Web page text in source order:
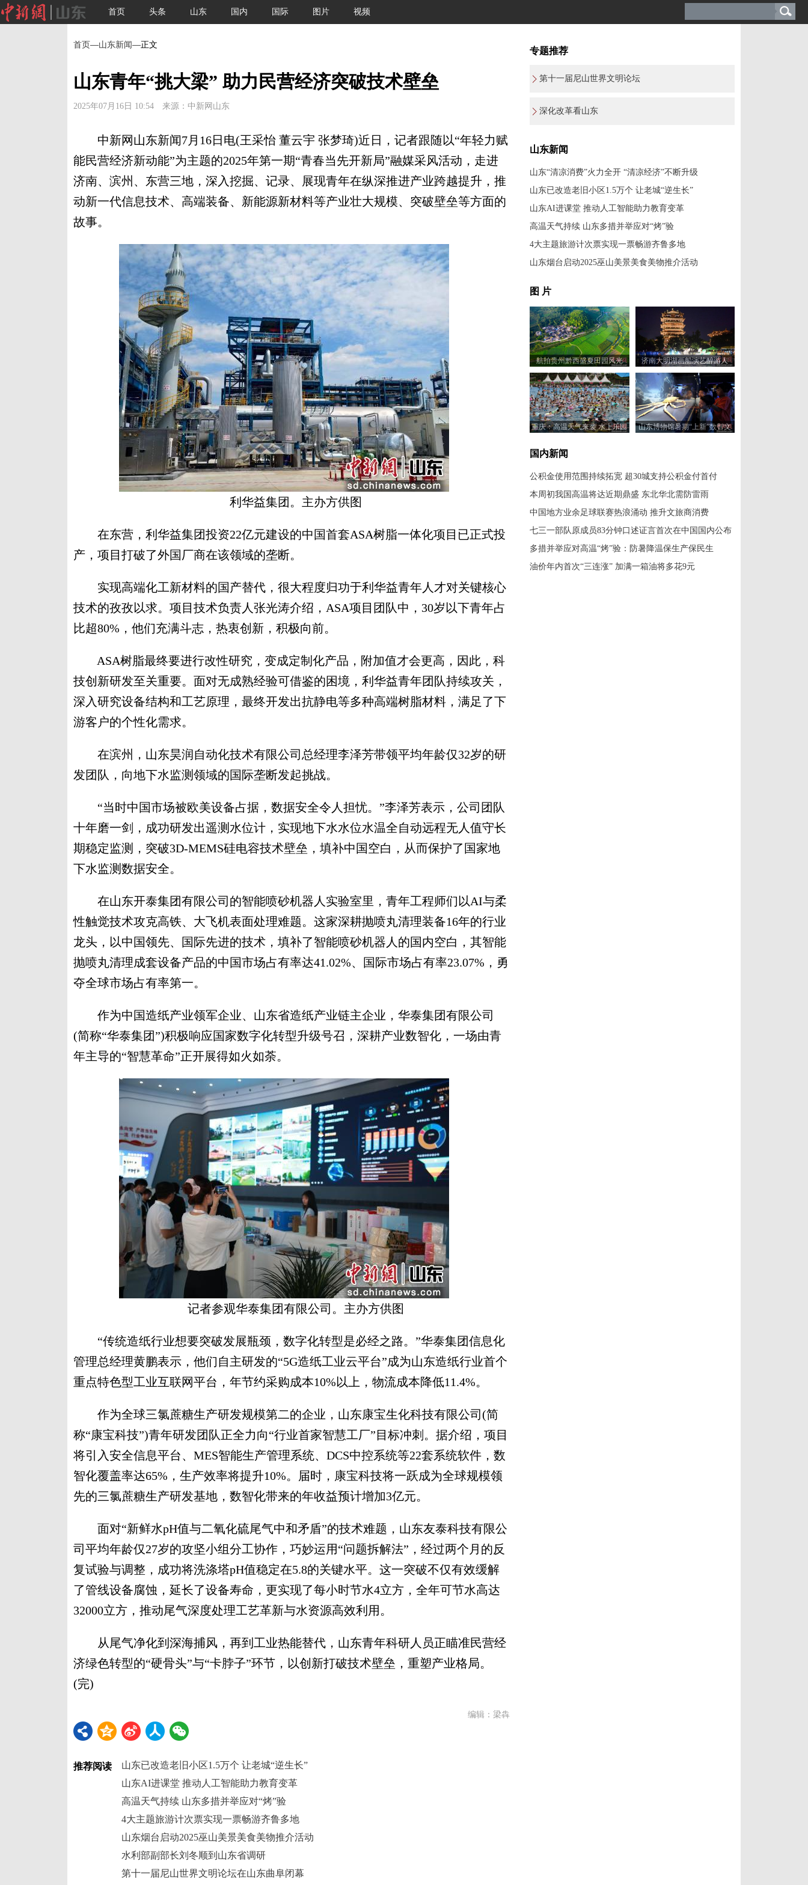
首页 头条 山东 国内 国际 图片 视频
首页—山东新闻—正文
山东青年“挑大梁” 助力民营经济突破技术壁垒
2025年07月16日 10:54 来源：中新网山东
中新网山东新闻7月16日电(王采怡 董云宇 张梦琦)近日，记者跟随以“年轻力赋
能民营经济新动能”为主题的2025年第一期“青春当先开新局”融媒采风活动，走进
济南、滨州、东营三地，深入挖掘、记录、展现青年在纵深推进产业跨越提升，推
动新一代信息技术、高端装备、新能源新材料等产业壮大规模、突破壁垒等方面的
故事。
利华益集团。主办方供图
在东营，利华益集团投资22亿元建设的中国首套ASA树脂一体化项目已正式投
产，项目打破了外国厂商在该领域的垄断。
实现高端化工新材料的国产替代，很大程度归功于利华益青年人才对关键核心
技术的孜孜以求。项目技术负责人张光涛介绍，ASA项目团队中，30岁以下青年占
比超80%，他们充满斗志，热衷创新，积极向前。
ASA树脂最终要进行改性研究，变成定制化产品，附加值才会更高，因此，科
技创新研发至关重要。面对无成熟经验可借鉴的困境，利华益青年团队持续攻关，
深入研究设备结构和工艺原理，最终开发出抗静电等多种高端树脂材料，满足了下
游客户的个性化需求。
在滨州，山东昊润自动化技术有限公司总经理李泽芳带领平均年龄仅32岁的研
发团队，向地下水监测领域的国际垄断发起挑战。
“当时中国市场被欧美设备占据，数据安全令人担忧。”李泽芳表示，公司团队
十年磨一剑，成功研发出遥测水位计，实现地下水水位水温全自动远程无人值守长
期稳定监测，突破3D-MEMS硅电容技术壁垒，填补中国空白，从而保护了国家地
下水监测数据安全。
在山东开泰集团有限公司的智能喷砂机器人实验室里，青年工程师们以AI与柔
性触觉技术攻克高铁、大飞机表面处理难题。这家深耕抛喷丸清理装备16年的行业
龙头，以中国领先、国际先进的技术，填补了智能喷砂机器人的国内空白，其智能
抛喷丸清理成套设备产品的中国市场占有率达41.02%、国际市场占有率23.07%，勇
夺全球市场占有率第一。
作为中国造纸产业领军企业、山东省造纸产业链主企业，华泰集团有限公司
(简称“华泰集团”)积极响应国家数字化转型升级号召，深耕产业数智化，一场由青
年主导的“智慧革命”正开展得如火如荼。
记者参观华泰集团有限公司。主办方供图
“传统造纸行业想要突破发展瓶颈，数字化转型是必经之路。”华泰集团信息化
管理总经理黄鹏表示，他们自主研发的“5G造纸工业云平台”成为山东造纸行业首个
重点特色型工业互联网平台，年节约采购成本10%以上，物流成本降低11.4%。
作为全球三氯蔗糖生产研发规模第二的企业，山东康宝生化科技有限公司(简
称“康宝科技”)青年研发团队正全力向“行业首家智慧工厂”目标冲刺。据介绍，项目
将引入安全信息平台、MES智能生产管理系统、DCS中控系统等22套系统软件，数
智化覆盖率达65%，生产效率将提升10%。届时，康宝科技将一跃成为全球规模领
先的三氯蔗糖生产研发基地，数智化带来的年收益预计增加3亿元。
面对“新鲜水pH值与二氧化硫尾气中和矛盾”的技术难题，山东友泰科技有限公
司平均年龄仅27岁的攻坚小组分工协作，巧妙运用“问题拆解法”，经过两个月的反
复试验与调整，成功将洗涤塔pH值稳定在5.8的关键水平。这一突破不仅有效缓解
了管线设备腐蚀，延长了设备寿命，更实现了每小时节水4立方，全年可节水高达
32000立方，推动尾气深度处理工艺革新与水资源高效利用。
从尾气净化到深海捕风，再到工业热能替代，山东青年科研人员正瞄准民营经
济绿色转型的“硬骨头”与“卡脖子”环节，以创新打破技术壁垒，重塑产业格局。
(完)
编辑：梁犇
推荐阅读
山东已改造老旧小区1.5万个 让老城“逆生长”
山东AI进课堂 推动人工智能助力教育变革
高温天气持续 山东多措并举应对“烤”验
4大主题旅游计次票实现一票畅游齐鲁多地
山东烟台启动2025巫山美景美食美物推介活动
水利部副部长刘冬顺到山东省调研
第十一届尼山世界文明论坛在山东曲阜闭幕
专题推荐
第十一届尼山世界文明论坛
深化改革看山东
山东新闻
山东“清凉消费”火力全开 “清凉经济”不断升级
山东已改造老旧小区1.5万个 让老城“逆生长”
山东AI进课堂 推动人工智能助力教育变革
高温天气持续 山东多措并举应对“烤”验
4大主题旅游计次票实现一票畅游齐鲁多地
山东烟台启动2025巫山美景美食美物推介活动
图 片
航拍贵州黔西盛夏田园风光 济南大明湖画船演艺醉游人
重庆：高温天气来袭 水上乐园
山东博物馆暑期“上新”数智文
国内新闻
公积金使用范围持续拓宽 超30城支持公积金付首付
本周初我国高温将达近期鼎盛 东北华北需防雷雨
中国地方业余足球联赛热浪涌动 推升文旅商消费
七三一部队原成员83分钟口述证言首次在中国国内公布
多措并举应对高温“烤”验：防暑降温保生产保民生
油价年内首次“三连涨” 加满一箱油将多花9元